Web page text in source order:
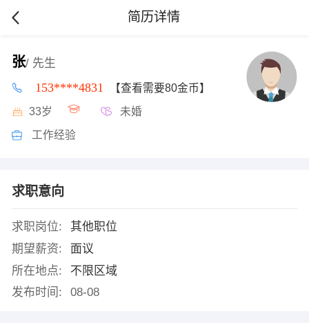
简历详情
张/ 先生
153****4831 【查看需要80金币】
33岁 未婚
工作经验
求职意向
求职岗位:
其他职位
期望薪资:
面议
所在地点:
不限区域
发布时间:
08-08